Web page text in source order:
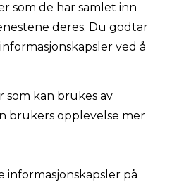
som de har samlet inn
deres. Du godtar
ved å
som kan brukes av
brukers opplevelse mer
informasjonskapsler på